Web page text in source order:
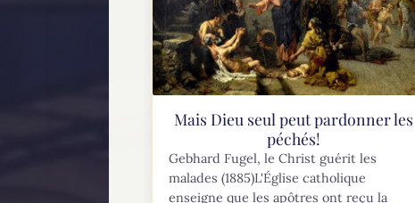
Mais Dieu seul peut pardonner les
péchés!
Gebhard Fugel, le Christ guérit les
malades (1885)L'Église catholique
enseigne que les apôtres ont reçu la